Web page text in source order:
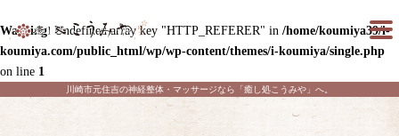
Warning: Undefined array key "HTTP_REFERER" in /home/koumiya39/i-
koumiya.com/public_html/wp/wp-content/themes/i-koumiya/single.php
on line 1
川崎市元住吉の神経整体・マッサージなら「癒し処こうみや」へ。